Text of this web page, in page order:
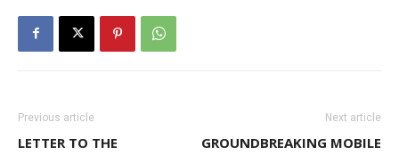
Previous article
LETTER TO THE
Next article
GROUNDBREAKING MOBILE